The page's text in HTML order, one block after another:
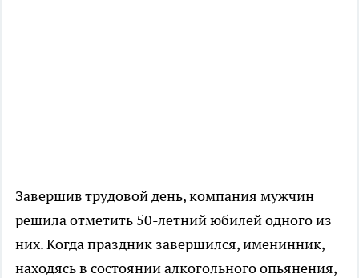
Завершив трудовой день, компания мужчин
решила отметить 50-летний юбилей одного из
них. Когда праздник завершился, именинник,
находясь в состоянии алкогольного опьянения,